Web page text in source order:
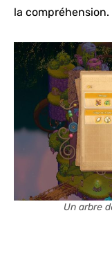
la compréhension.
Un arbre